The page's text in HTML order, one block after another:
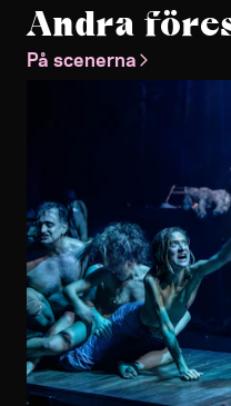
Andra
På scenerna